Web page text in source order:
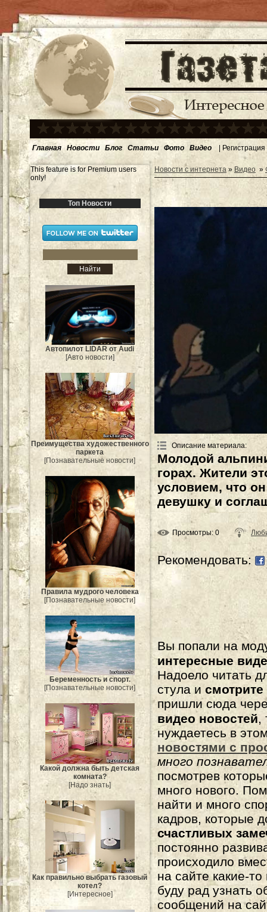
Главная Новости Блог Статьи Фото Видео | Регистрация
This feature is for Premium users
only!
Топ Новости
Автопилот LIDAR от Audi
[Авто новости]
Преимущества художественного
паркета
[Познавательные новости]
Правила мудрого человека
[Познавательные новости]
Беременность и спорт.
[Познавательные новости]
Какой должна быть детская
комната?
[Надо знать]
Как правильно выбрать газовый
котел?
[Интересное]
Новости с интернета » Видео »
Описание материала:
Молодой
горах. Жители
условием, что
девушку и
Просмотры: 0
Рекомендовать:
Вы попали на
интересные
Надоело читать
стула и
пришли сюда
видео новостей,
нуждаетесь в
новостями с
много
посмотрев
много нового.
найти и много
кадров, которые
счастливых
постоянно
происходило
на сайте какие-
буду рад узнать
сообщений на